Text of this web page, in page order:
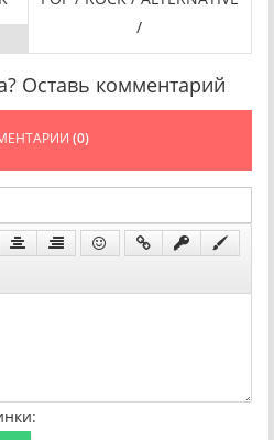
/
Оставь комментарий
(0)